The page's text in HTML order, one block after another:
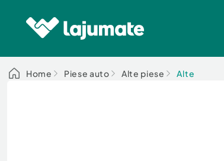
Home Piese auto Alte piese Alte